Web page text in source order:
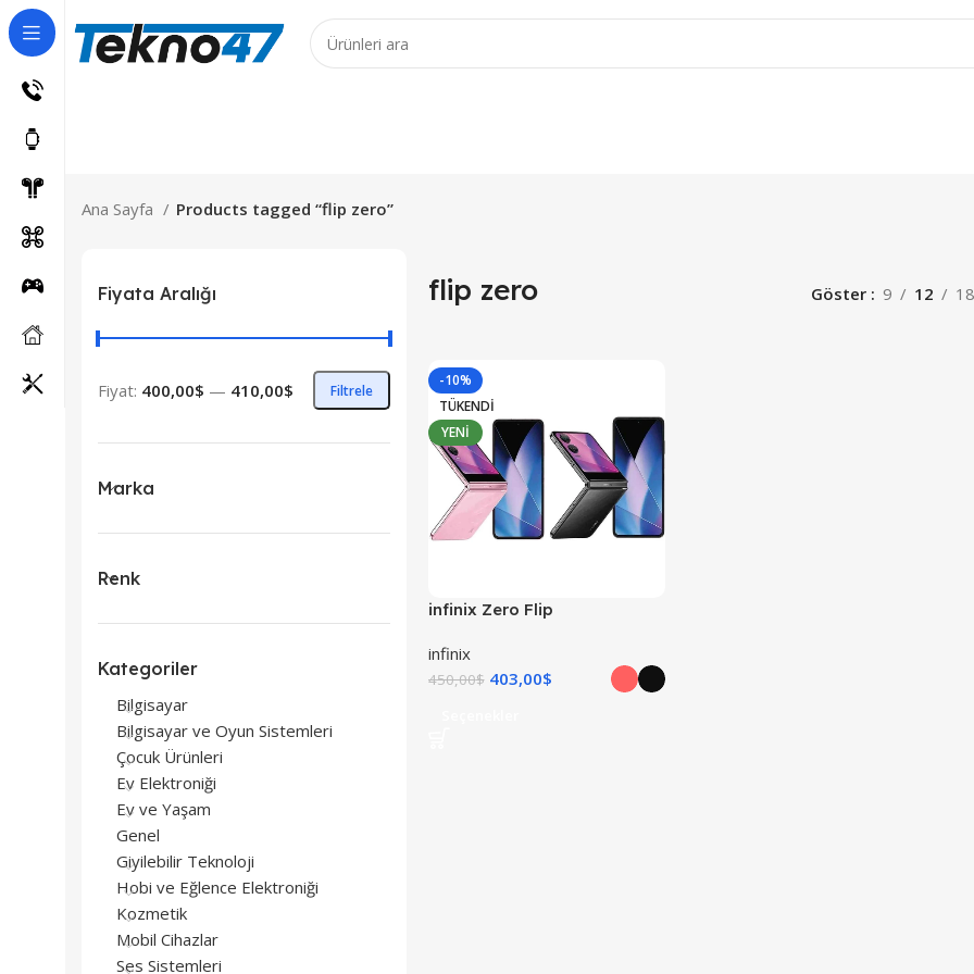
için 7 iş günüdür!
Ana Sayfa Products tagged “flip zero”
Fiyata Aralığı
Filtrele
Fiyat: 400,00$ — 410,00$
Marka
Renk
Kategoriler
Bilgisayar
Bilgisayar ve Oyun Sistemleri
Çocuk Ürünleri
Ev Elektroniği
Ev ve Yaşam
Genel
Giyilebilir Teknoloji
Hobi ve Eğlence Elektroniği
Kozmetik
Mobil Cihazlar
Ses Sistemleri
flip zero Göster 9 12 18
-10%
TÜKENDI
YENI
infinix Zero Flip
infinix
450,00$ 403,00$